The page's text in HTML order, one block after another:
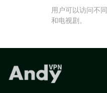
用户可以访问不
和电视剧。